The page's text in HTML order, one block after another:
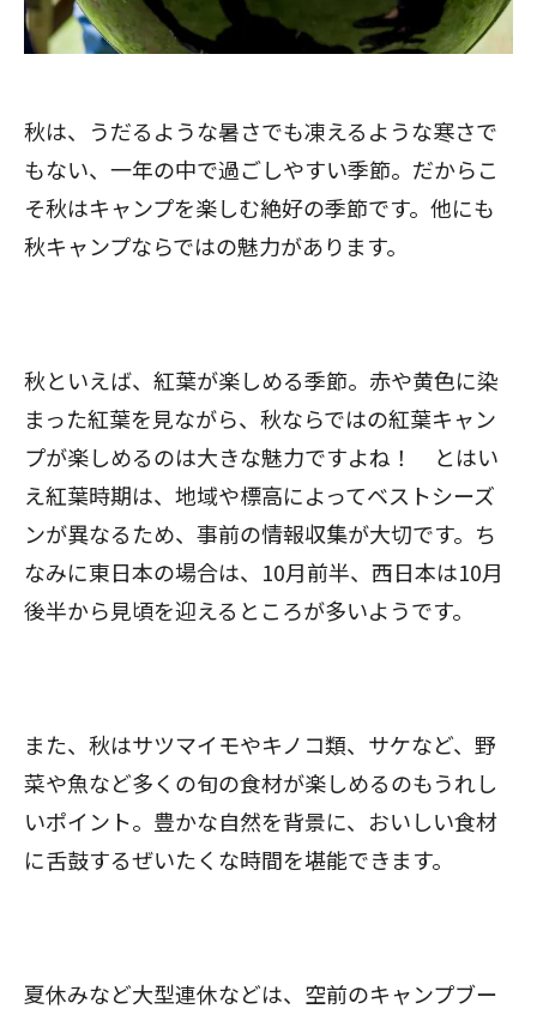
秋は、うだるような暑さでも凍えるような寒さで
もない、一年の中で過ごしやすい季節。だからこ
そ秋はキャンプを楽しむ絶好の季節です。他にも
秋キャンプならではの魅力があります。
秋といえば、紅葉が楽しめる季節。赤や黄色に染
まった紅葉を見ながら、秋ならではの紅葉キャン
プが楽しめるのは大きな魅力ですよね！ とはい
え紅葉時期は、地域や標高によってベストシーズ
ンが異なるため、事前の情報収集が大切です。ち
なみに東日本の場合は、10月前半、西日本は10月
後半から見頃を迎えるところが多いようです。
また、秋はサツマイモやキノコ類、サケなど、野
菜や魚など多くの旬の食材が楽しめるのもうれし
いポイント。豊かな自然を背景に、おいしい食材
に舌鼓するぜいたくな時間を堪能できます。
夏休みなど大型連休などは、空前のキャンプブー